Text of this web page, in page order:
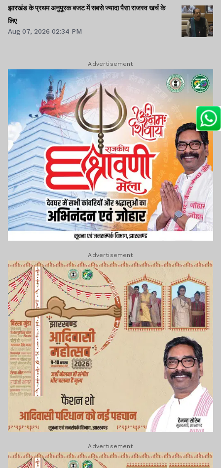
झारखंड के प्रथम अनुपूरक बजट में सबसे ज्यादा पैसा राजस्व खर्च के
लिए
Aug 07, 2026 02:34 PM
Advertisement
Advertisement
Advertisement